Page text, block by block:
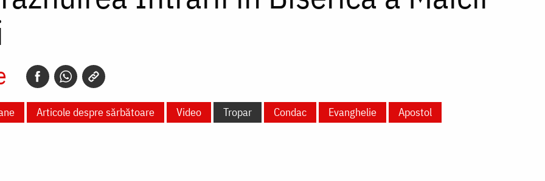
Articole despre sărbătoare Video Tropar Condac Evanghelie Apostol